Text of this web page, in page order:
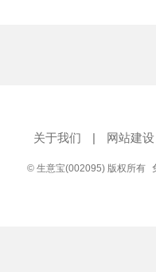
关于我们 | 网站建设
© 生意宝(002095) 版权所有